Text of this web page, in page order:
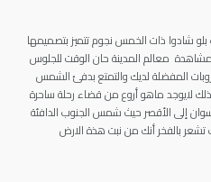
شادوا ذات الخمس نجوم تتميز بتصميمها
معالم المدينة حان الوقت للجلوس
المفضلة لديك والتمتع بدفئ الشمس
لايوجد ماهو أروع من قضاء رحلة ساحرة
إلى الأقصر حيث شمس الجنوب الدافئة
تشعر بالفخر أنك من نبت هذة الارض